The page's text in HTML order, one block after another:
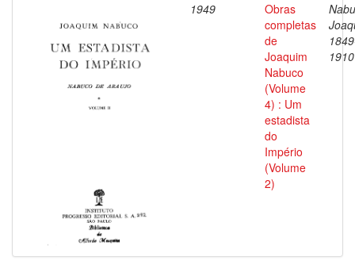
1949
Obras
completas
de
Joaquim
Nabuco
(Volume
4) : Um
estadista
do
Império
(Volume
2)
1910